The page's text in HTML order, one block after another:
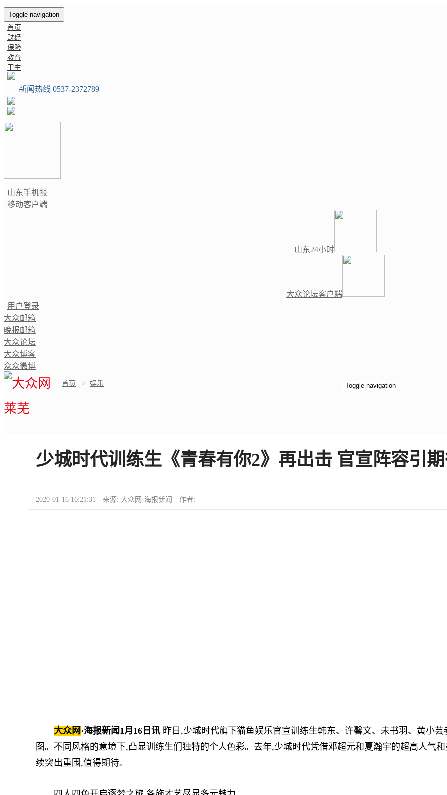
Toggle navigation
首页
财经
保险
教育
卫生
新闻热线 0537-2372789
山东手机报
移动客户端
山东24小时
大众论坛客户端
用户登录
大众邮箱
晚报邮箱
大众论坛
大众博客
众众微博
Toggle navigation
首页 > 娱乐
少城时代训练生《青春有你2》再出击 官宣阵容引
2020-01-16 16:21:31 来源: 大众网·海报新闻 作者:
大众网 ·海报新闻1月16日讯 昨日,少城时代旗下猫鱼娱乐官宣训练生韩东、许馨文、未书羽、黄小
图。不同风格的意境下,凸显训练生们独特的个人色彩。去年,少城时代凭借邓超元和夏瀚宇的超高人气
续突出重围,值得期待。